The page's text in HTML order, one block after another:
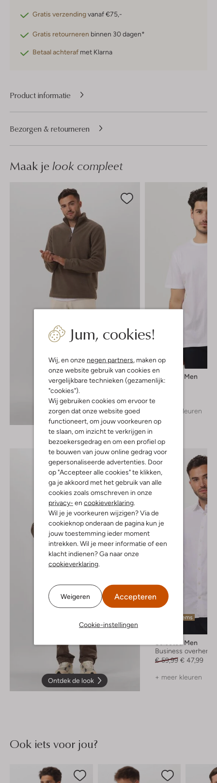
Jum, cookies!
Wij, en onze negen partners, maken op
onze website gebruik van cookies en
vergelijkbare technieken (gezamenlijk:
"cookies").
Wij gebruiken cookies om ervoor te
zorgen dat onze website goed
functioneert, om jouw voorkeuren op
te slaan, om inzicht te verkrijgen in
bezoekersgedrag en om een profiel op
te bouwen van jouw online gedrag voor
gepersonaliseerde advertenties. Door
op "Accepteer alle cookies" te klikken,
ga je akkoord met het gebruik van alle
cookies zoals omschreven in onze
privacy- en cookieverklaring.
Wil je je voorkeuren wijzigen? Via de
cookieknop onderaan de pagina kun je
jouw toestemming ieder moment
intrekken. Wil je meer informatie of een
klacht indienen? Ga naar onze
cookieverklaring.
Weigeren Accepteren
Cookie-instellingen
Gratis verzendingvanaf €75,-
Gratis retourneren binnen 30 dagen*
Betaal achteraf met Klarna
Product informatie
Bezorgen & retourneren
Maak je look compleet
Ontdek de look
Selected Men
T-shirt
+ meer kleuren
Ontdek de look
Laatste items
Selected Men
Business overhemd
€ 59,99 € 47,99
+ meer kleuren
Ook iets voor jou?